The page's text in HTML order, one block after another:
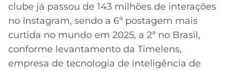
clube já passou de 143 milhões de interações
no Instagram, sendo a 6ª postagem mais
curtida no mundo em 2025, a 2ª no Brasil,
conforme levantamento da Timelens,
empresa de tecnologia de inteligência de